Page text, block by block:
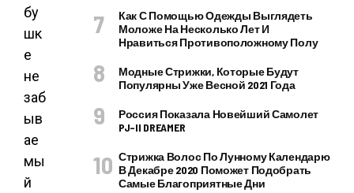
бу
шк
е
не
заб
ыв
ае
мы
й
Как С Помощью Одежды Выглядеть
Моложе На Несколько Лет И
Нравиться Противоположному Полу
Модные Стрижки, Которые Будут
Популярны Уже Весной 2021 Года
Россия Показала Новейший Самолет
PJ–II DREAMER
Стрижка Волос По Лунному Календарю
В Декабре 2020 Поможет Подобрать
Самые Благоприятные Дни